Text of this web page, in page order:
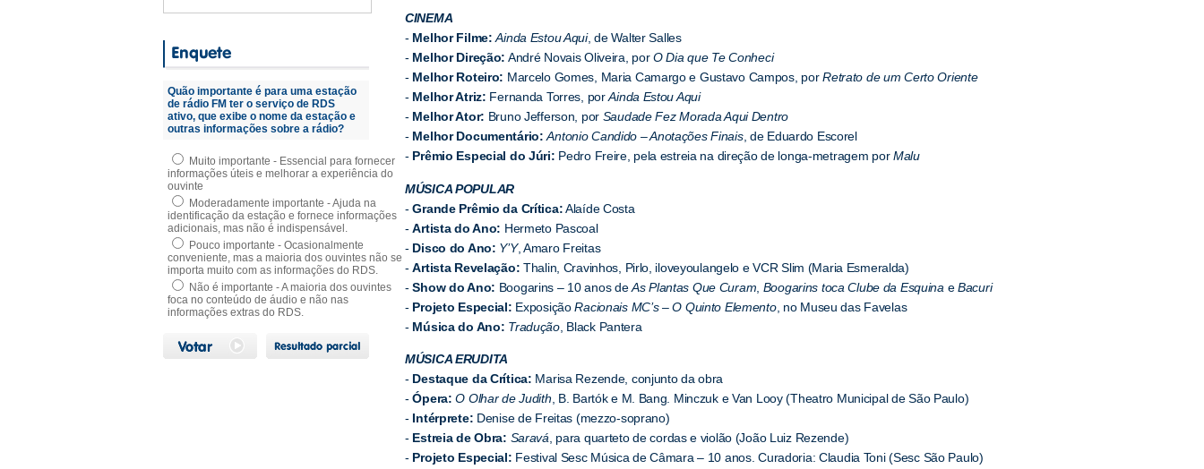
Quão importante é para uma estação
de rádio FM ter o serviço de RDS
ativo, que exibe o nome da estação e
outras informações sobre a rádio?
Muito importante - Essencial para fornecer
informações úteis e melhorar a experiência do
ouvinte
Moderadamente importante - Ajuda na
identificação da estação e fornece informações
adicionais, mas não é indispensável.
Pouco importante - Ocasionalmente
conveniente, mas a maioria dos ouvintes não se
importa muito com as informações do RDS.
Não é importante - A maioria dos ouvintes
foca no conteúdo de áudio e não nas
informações extras do RDS.
CINEMA
- Melhor Filme: Ainda Estou Aqui, de Walter Salles
- Melhor Direção: André Novais Oliveira, porO Dia que Te Conheci
- Melhor Roteiro: Marcelo Gomes, Maria Camargo e Gustavo Campos, porRetrato de um Certo Oriente
- Melhor Atriz: Fernanda Torres, porAinda Estou Aqui
- Melhor Ator: Bruno Jefferson, por Saudade Fez Morada Aqui Dentro
- Melhor Documentário: Antonio Candido – Anotações Finais, de Eduardo Escorel
- Prêmio Especial do Júri: Pedro Freire, pela estreia na direção de longa-metragem porMalu
MÚSICA POPULAR
-Grande Prêmio da Crítica:Alaíde Costa
-Artista do Ano: Hermeto Pascoal
- Disco do Ano: Y’Y, Amaro Freitas
-Artista Revelação: Thalin, Cravinhos, Pirlo, iloveyoulangelo e VCR Slim (Maria Esmeralda)
-Show do Ano: Boogarins – 10 anos deAs Plantas Que Curam Boogarins toca Clube da Esquina eBacuri
- Projeto Especial: ExposiçãoRacionais MC’s – O Quinto Elemento, no Museu das Favelas
- Música do Ano: Tradução, Black Pantera
MÚSICA ERUDITA
- Destaque da Crítica: Marisa Rezende, conjunto da obra
-Ópera: O Olhar de Judith , B. Bartók e M. Bang. Minczuk e Van Looy (Theatro Municipal de São Paulo)
- Intérprete: Denise de Freitas (mezzo-soprano)
- Estreia de Obra: Saravá , para quarteto de cordas e violão (João Luiz Rezende)
- Projeto Especial: Festival Sesc Música de Câmara – 10 anos. Curadoria: Claudia Toni (Sesc São Paulo)